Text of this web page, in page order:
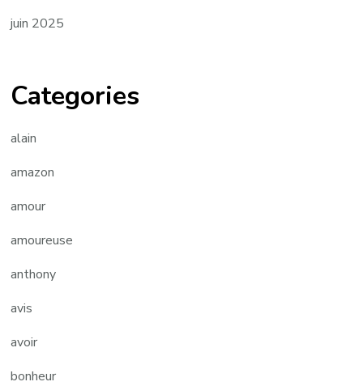
juin 2025
Categories
alain
amazon
amour
amoureuse
anthony
avis
avoir
bonheur